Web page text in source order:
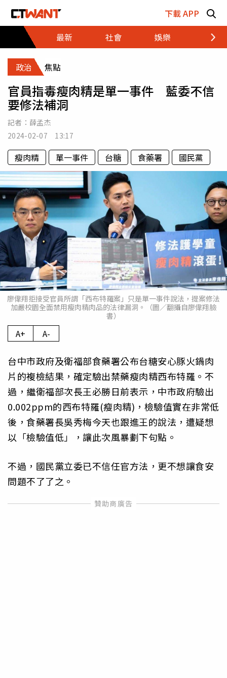
下載 APP
最新
社會 娛樂 財經
政治 焦點
官員指毒瘦肉精是單一事件 藍委不信
要修法補洞
記者： 薛孟杰
2024-02-07 13:17
瘦肉精 單一事件 台糖 食藥署 國民黨
廖偉翔拒接受官員所謂「西布特羅案」只是單一事件說法，提案修法
加嚴校園全面禁用瘦肉精肉品的法律漏洞。（圖／翻攝自廖偉翔臉
書）
A+ A-
台中市政府及衛福部食藥署公布台糖安心豚火鍋肉
片的複檢結果，確定驗出禁藥瘦肉精西布特羅。不
過，繼衛福部次長王必勝日前表示，中市政府驗出
0.002ppm的西布特羅(瘦肉精)，檢驗值實在非常低
後，食藥署長吳秀梅今天也跟進王的說法，遭疑想
以「檢驗值低」，讓此次風暴劃下句點。
不過，國民黨立委已不信任官方法，更不想讓食安
問題不了了之。